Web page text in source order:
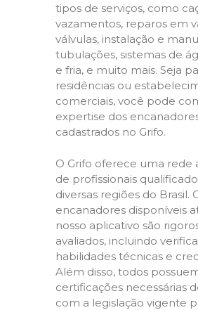
tipos de serviços, como
vazamentos, reparos em
válvulas, instalação e
tubulações, sistemas de
e fria, e muito mais. Seja
residências ou
comerciais, você pode
expertise dos
cadastrados no Grifo.
O Grifo oferece uma rede
de profissionais
diversas regiões do Brasil.
encanadores disponíveis
nosso aplicativo são
avaliados, incluindo
habilidades técnicas e
Além disso, todos
certificações necessárias
com a legislação vigente